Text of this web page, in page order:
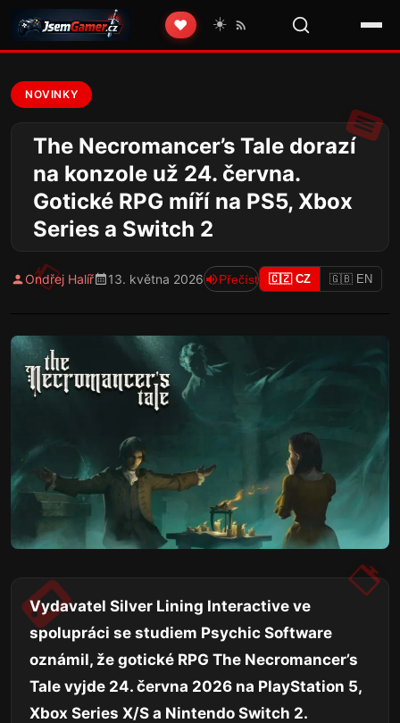
❤️ ☀️
NOVINKY
The Necromancer’s Tale dorazí
na konzole už 24. června.
Gotické RPG míří na PS5, Xbox
Series a Switch 2
Ondřej Halíř 13. května 2026 Přečíst 🇨🇿 CZ 🇬🇧 EN
Vydavatel Silver Lining Interactive ve
spolupráci se studiem Psychic Software
oznámil, že gotické RPG The Necromancer’s
Tale vyjde 24. června 2026 na PlayStation 5,
Xbox Series X/S a Nintendo Switch 2.